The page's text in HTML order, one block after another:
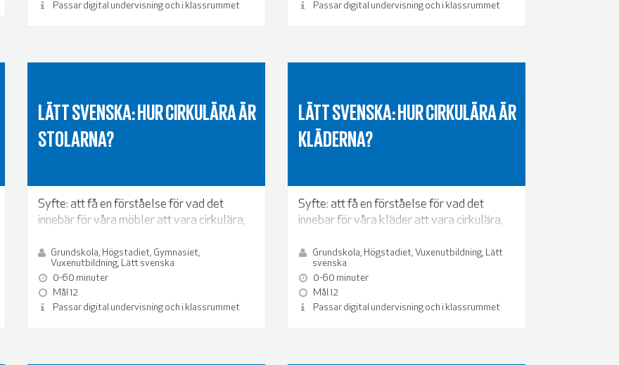
Passar digital undervisning och i klassrummet
Passar digital undervisning och i klassrummet
LÄTT SVENSKA: HUR CIRKULÄRA ÄR
STOLARNA?
Syfte: att få en förståelse för vad det
innebär för våra möbler att vara cirkulära,
återvinnas.
Grundskola, Högstadiet, Gymnasiet,
Vuxenutbildning, Lätt svenska
0-60 minuter
Mål 12
Passar digital undervisning och i klassrummet
LÄTT SVENSKA: HUR CIRKULÄRA ÄR
KLÄDERNA?
Syfte: att få en förståelse för vad det
innebar för våra kläder att vara cirkulära,
återvinnas.
Grundskola, Högstadiet, Vuxenutbildning, Lätt
svenska
0-60 minuter
Mål 12
Passar digital undervisning och i klassrummet